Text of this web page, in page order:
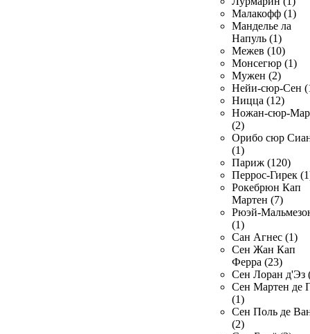
Малакофф (1)
Манделье ла
Напуль (1)
Межев (10)
Монсегюр (1)
Мужен (2)
Нейи-сюр-Сен
Ницца (12)
Ножан-сюр-
(2)
Орибо сюр
(1)
Париж (120)
Перрос-Гирек
Рокебрюн Кап
Мартен (7)
Рюэй-
(1)
Сан Агнес (1)
Сен Жан Кап
Ферра (23)
Сен Лоран д'Эз
Сен Мартен де
(1)
Сен Поль де
(2)